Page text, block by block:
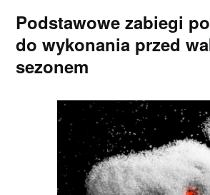
Podstawowe zabiegi
do wykonania przed
sezonem